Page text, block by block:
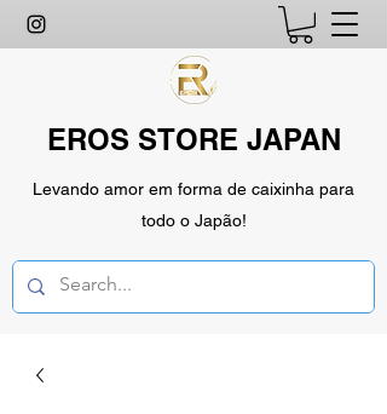
EROS STORE JAPAN
Levando amor em forma de caixinha para
todo o Japão!